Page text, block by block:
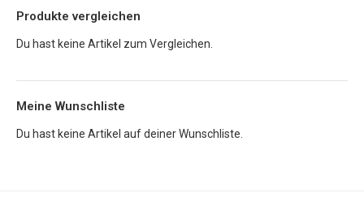
Produkte vergleichen
Du hast keine Artikel zum Vergleichen.
Meine Wunschliste
Du hast keine Artikel auf deiner Wunschliste.